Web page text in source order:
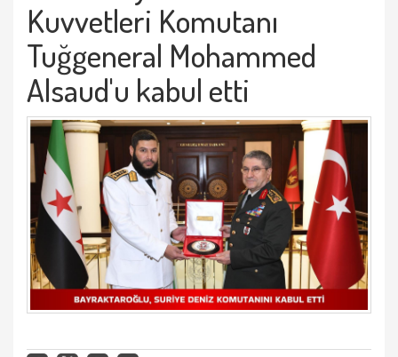
Kuvvetleri Komutanı
Tuğgeneral Mohammed
Alsaud'u kabul etti